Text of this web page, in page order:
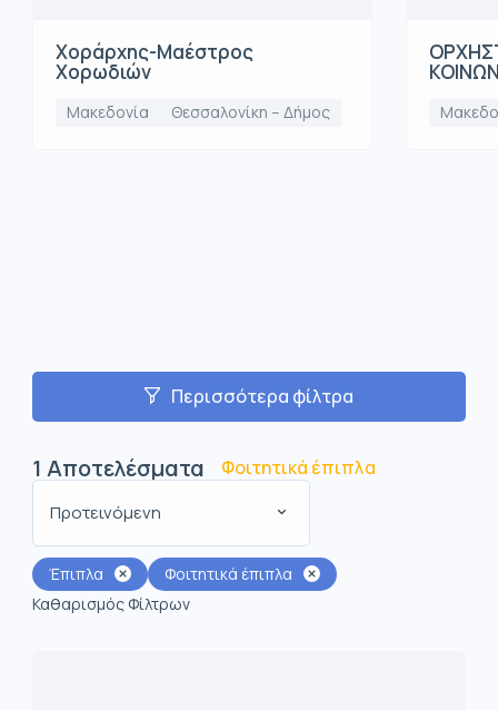
Χοράρχης-Μαέστρος
Χορωδιών
Μακεδονία Θεσσαλονίκη – Δήμος
Περισσότερα φίλτρα
1 Αποτελέσματα Φοιτητικά έπιπλα
Προτεινόμενη
Έπιπλα
Φοιτητικά έπιπλα
Καθαρισμός Φίλτρων